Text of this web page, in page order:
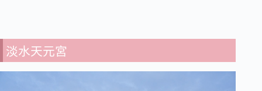
淡水天元宮